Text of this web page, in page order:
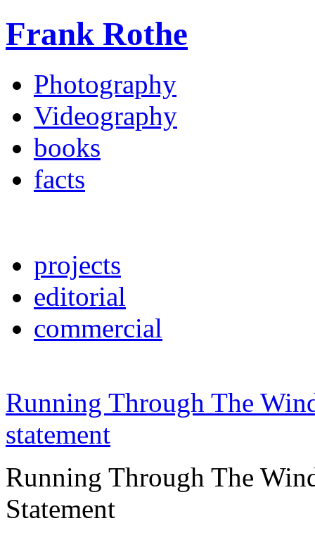
Frank Rothe
Photography
Videography
books
facts
projects
editorial
commercial
Running Through The
statement
Running Through The
Statement